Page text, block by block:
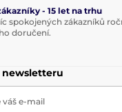
- 15 let na trhu
spokojených zákazníků
doručení.
newsletteru
váš e-mail